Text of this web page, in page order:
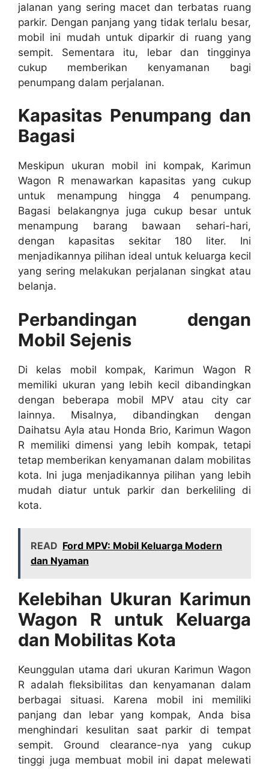
jalanan yang sering macet dan terbatas ruang
parkir. Dengan panjang yang tidak terlalu besar,
mobil ini mudah untuk diparkir di ruang yang
sempit. Sementara itu, lebar dan tingginya
cukup memberikan kenyamanan bagi
penumpang dalam perjalanan.
Kapasitas Penumpang dan
Bagasi
Meskipun ukuran mobil ini kompak, Karimun
Wagon R menawarkan kapasitas yang cukup
untuk menampung hingga 4 penumpang.
Bagasi belakangnya juga cukup besar untuk
menampung barang bawaan sehari-hari,
dengan kapasitas sekitar 180 liter. Ini
menjadikannya pilihan ideal untuk keluarga kecil
yang sering melakukan perjalanan singkat atau
belanja.
Perbandingan dengan
Mobil Sejenis
Di kelas mobil kompak, Karimun Wagon R
memiliki ukuran yang lebih kecil dibandingkan
dengan beberapa mobil MPV atau city car
lainnya. Misalnya, dibandingkan dengan
Daihatsu Ayla atau Honda Brio, Karimun Wagon
R memiliki dimensi yang lebih kompak, tetapi
tetap memberikan kenyamanan dalam mobilitas
kota. Ini juga menjadikannya pilihan yang lebih
mudah diatur untuk parkir dan berkeliling di
kota.
READ Ford MPV: Mobil Keluarga Modern
dan Nyaman
Kelebihan Ukuran Karimun
Wagon R untuk Keluarga
dan Mobilitas Kota
Keunggulan utama dari ukuran Karimun Wagon
R adalah fleksibilitas dan kenyamanan dalam
berbagai situasi. Karena mobil ini memiliki
panjang dan lebar yang kompak, Anda bisa
menghindari kesulitan saat parkir di tempat
sempit. Ground clearance-nya yang cukup
tinggi juga membuat mobil ini dapat melewati